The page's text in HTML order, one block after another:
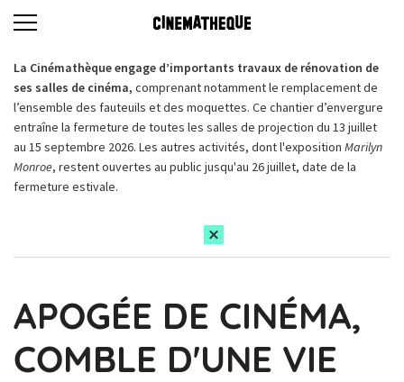
La Cinémathèque engage d’importants travaux de rénovation de
ses salles de cinéma, comprenant notamment le remplacement de
l’ensemble des fauteuils et des moquettes. Ce chantier d’envergure
entraîne la fermeture de toutes les salles de projection du 13 juillet
au 15 septembre 2026. Les autres activités, dont l'exposition Marilyn
Monroe, restent ouvertes au public jusqu'au 26 juillet, date de la
fermeture estivale.
APOGÉE DE CINÉMA,
COMBLE D'UNE VIE